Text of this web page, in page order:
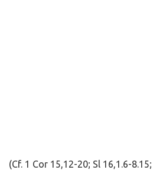
(Cf. 1 Cor 15,12-20; Sl 16,1.6-